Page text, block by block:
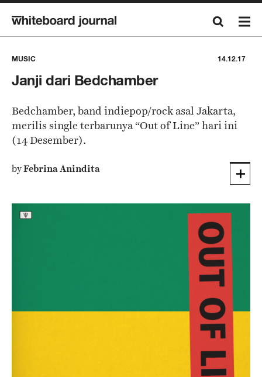
MUSIC 14.12.17
Janji dari Bedchamber
Bedchamber, band indiepop/rock asal Jakarta,
merilis single terbarunya “Out of Line” hari ini
(14 Desember).
byFebrina Anindita